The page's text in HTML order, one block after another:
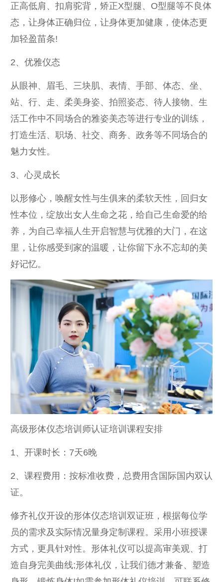
正高低肩、扣肩驼背，矫正X型腿、O型腿等不良体
态，让身体正确归位，让身体更加健康，使体态更
加轻盈苗条!
2、优雅仪态
从眼神、眉毛、三块肌、表情、手部、体态、坐、
站、行、走、柔美身姿、拍照姿态、待人接物、生
活工作中不同场合的雅姿美态等进行专业的训练，
打造生活、职场、社交、商务、政务等不同场合的
魅力女性。
3、心灵成长
以形修心，唤醒女性与生俱来的柔软天性，回归女
性本位，绽放出女人生命之花，给自己生命爱的给
养，为自己幸福人生开启智慧与优雅的大门，在这
里，让你感受到家的温暖，让你留下永不忘却的美
好记忆。
高级形体仪态培训师认证培训课程安排
1、开课时长：7天6晚
2、课程费用：按标准收费，总费用含国际国内双认
证。
修齐礼仪开设的形体仪态培训双证班，根据每位学
员的需求及实际情况量身定制课程。采用小班授课
方式，更具针对性。形体礼仪可以提高审美观、打
造自身完美曲线;形体礼仪，让我们德才兼备、塑造